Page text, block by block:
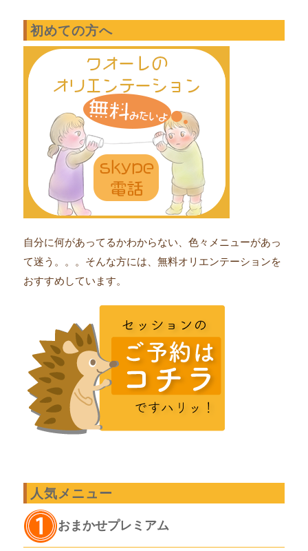
初めての方へ
自分に何があってるかわからない、色々メニューがあっ
て迷う。。。そんな方には、無料オリエンテーションを
おすすめしています。
人気メニュー
おまかせプレミアム